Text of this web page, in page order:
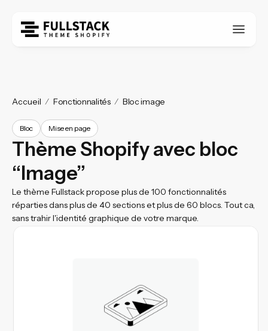
Accueil Fonctionnalités Bloc image
Bloc Mise en page
Thème Shopify avec bloc
“Image”
Le thème Fullstack propose plus de 100 fonctionnalités
réparties dans plus de 40 sections et plus de 60 blocs. Tout ca,
sans trahir l'identité graphique de votre marque.